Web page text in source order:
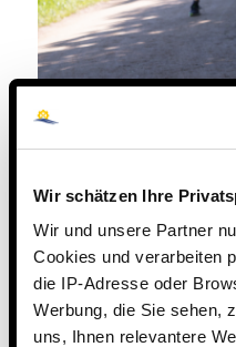
Wir schätzen Ihre
Wir und unsere Partner
Cookies und verarbeiten
die IP-Adresse oder
Werbung, die Sie sehen,
uns, Ihnen relevantere